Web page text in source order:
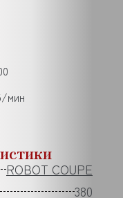
мин
ROBOT COUPE
380